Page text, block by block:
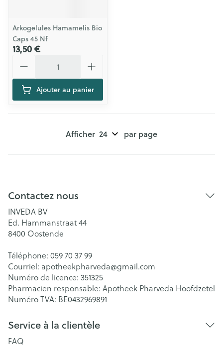
Arkogelules Hamamelis Bio
Caps 45 Nf
13,50 €
Ajouter au panier
Afficher par page
Contactez nous
INVEDA BV
Ed. Hammanstraat 44
8400 Oostende
Téléphone: 059 70 37 99
Courriel: apotheekpharveda@gmail.com
Numéro de licence: 351325
Pharmacien responsable: Apotheek Pharveda Hoofdzetel
Numéro TVA: BE0432969891
Service à la clientèle
FAQ